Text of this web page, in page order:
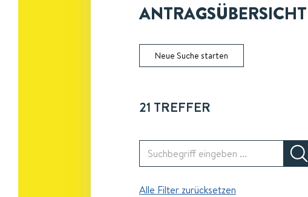
Neue Suche starten
21 TREFFER
Alle Filter zurücksetzen